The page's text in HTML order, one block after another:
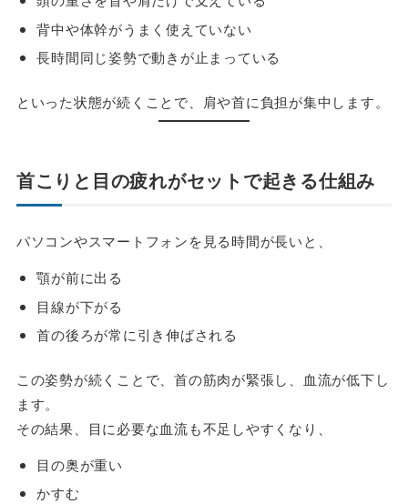
背中や体幹がうまく使えていない
長時間同じ姿勢で動きが止まっている
といった状態が続くことで、肩や首に負担が集中します。
首こりと目の疲れがセットで起きる仕組み
パソコンやスマートフォンを見る時間が長いと、
顎が前に出る
目線が下がる
首の後ろが常に引き伸ばされる
この姿勢が続くことで、首の筋肉が緊張し、血流が低下し
ます。
その結果、目に必要な血流も不足しやすくなり、
目の奥が重い
かすむ